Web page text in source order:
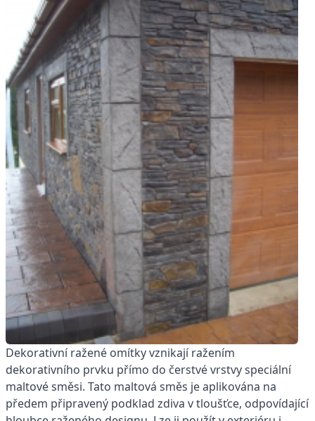
Dekorativní ražené omítky vznikají ražením
dekorativního prvku přímo do čerstvé vrstvy speciální
maltové směsi. Tato maltová směs je aplikována na
předem připravený podklad zdiva v tloušťce, odpovídající